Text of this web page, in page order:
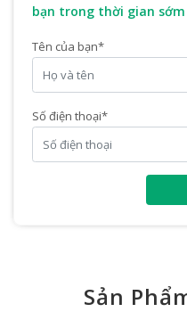
bạn trong thời gian
Tên của bạn*
Số điện thoại*
Sản